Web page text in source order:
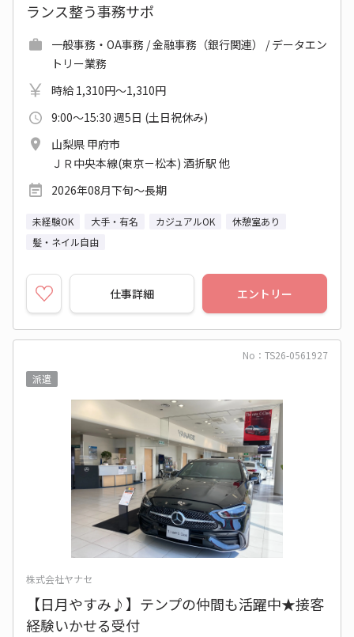
ランス整う事務サポ
一般事務・OA事務 / 金融事務（銀行関連） / データエン
トリー業務
時給 1,310円～1,310円
9:00～15:30 週5日 (土日祝休み)
山梨県 甲府市
ＪＲ中央本線(東京－松本) 酒折駅 他
2026年08月下旬～長期
未経験OK 大手・有名 カジュアルOK
休憩室あり
髪・ネイル自由
仕事詳細 エントリー
No：TS26-0561927
派遣
株式会社ヤナセ
【日月やすみ♪】テンプの仲間も活躍中★接客
経験いかせる受付